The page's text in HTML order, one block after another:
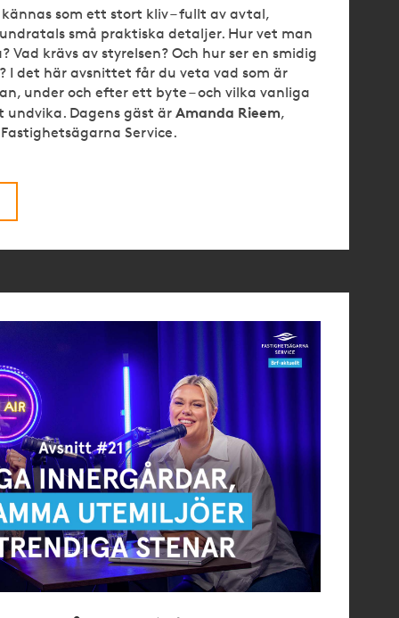
som ett stort kliv – fullt av avtal,
små praktiska detaljer. Hur vet man
krävs av styrelsen? Och hur ser en smidig
I det här avsnittet får du veta vad som är
under och efter ett byte – och vilka vanliga
Dagens gäst är Amanda Rieem,
Service.